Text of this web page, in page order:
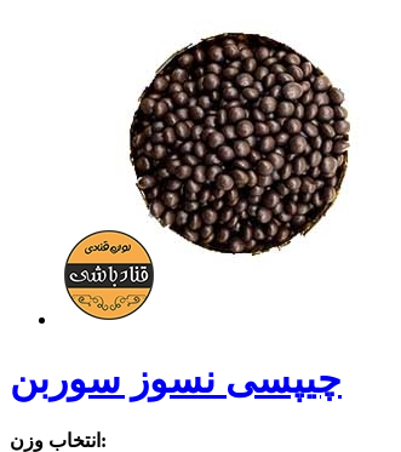
چیپسی نسوز سوربن
انتخاب وزن: